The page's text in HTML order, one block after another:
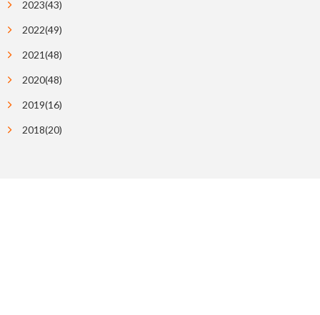
2023(43)
2022(49)
2021(48)
2020(48)
2019(16)
2018(20)